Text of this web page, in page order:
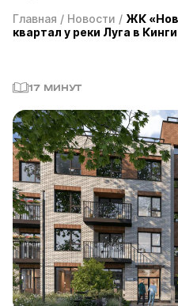
Главная / Новости / ЖК
квартал у реки Луга в
17 МИНУТ